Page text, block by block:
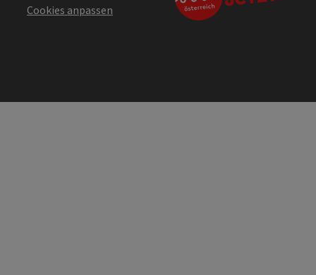
Cookies anpassen